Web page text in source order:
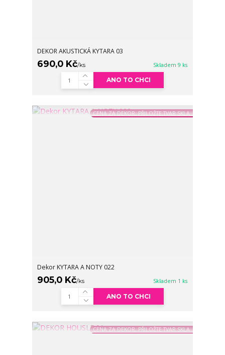
DEKOR AKUSTICKÁ KYTARA 03
690,0 Kč/ks Skladem 9 ks
ANO TO CHCI
CENA ZA DEKOR, PŘILOŽTE TVAR SKLA
Dekor KYTARA A NOTY 022
905,0 Kč/ks Skladem 1 ks
ANO TO CHCI
CENA ZA DEKOR, PŘILOŽTE TVAR SKLA